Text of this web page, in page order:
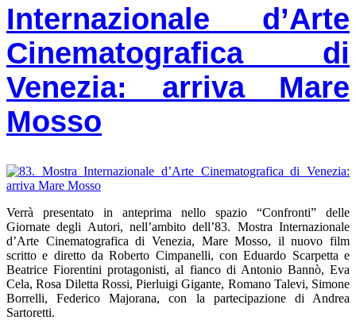
Internazionale d’Arte
Cinematografica di
Venezia: arriva Mare
Mosso
Verrà presentato in anteprima nello spazio “Confronti” delle
Giornate degli Autori, nell’ambito dell’83. Mostra Internazionale
d’Arte Cinematografica di Venezia, Mare Mosso, il nuovo film
scritto e diretto da Roberto Cimpanelli, con Eduardo Scarpetta e
Beatrice Fiorentini protagonisti, al fianco di Antonio Bannò, Eva
Cela, Rosa Diletta Rossi, Pierluigi Gigante, Romano Talevi, Simone
Borrelli, Federico Majorana, con la partecipazione di Andrea
Sartoretti.